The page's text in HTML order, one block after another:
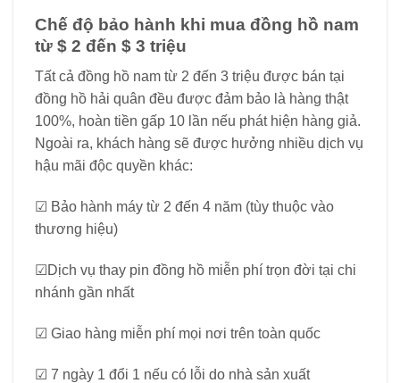
Chế độ bảo hành khi mua đồng hồ nam
từ $ 2 đến $ 3 triệu
Tất cả đồng hồ nam từ 2 đến 3 triệu được bán tại
đồng hồ hải quân đều được đảm bảo là hàng thật
100%, hoàn tiền gấp 10 lần nếu phát hiện hàng giả.
Ngoài ra, khách hàng sẽ được hưởng nhiều dịch vụ
hậu mãi độc quyền khác:
☑ Bảo hành máy từ 2 đến 4 năm (tùy thuộc vào
thương hiệu)
☑Dịch vụ thay pin đồng hồ miễn phí trọn đời tại chi
nhánh gần nhất
☑ Giao hàng miễn phí mọi nơi trên toàn quốc
☑ 7 ngày 1 đổi 1 nếu có lỗi do nhà sản xuất